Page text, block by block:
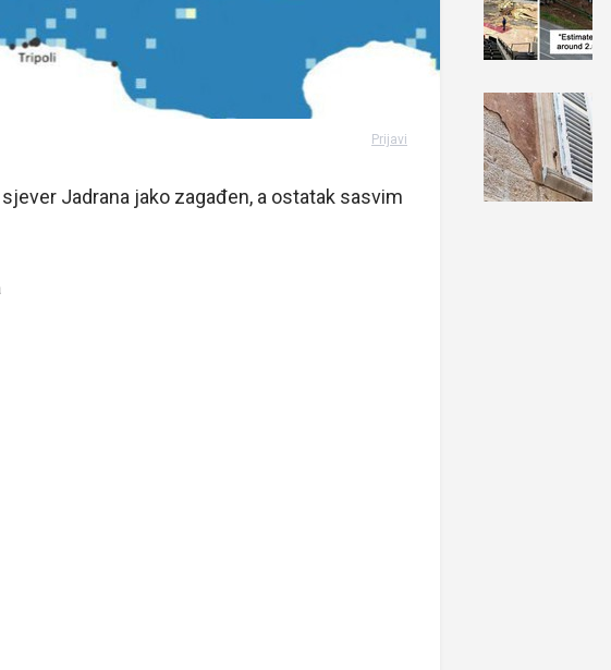
Prijavi
Jadrana jako zagađen, a ostatak sasvim